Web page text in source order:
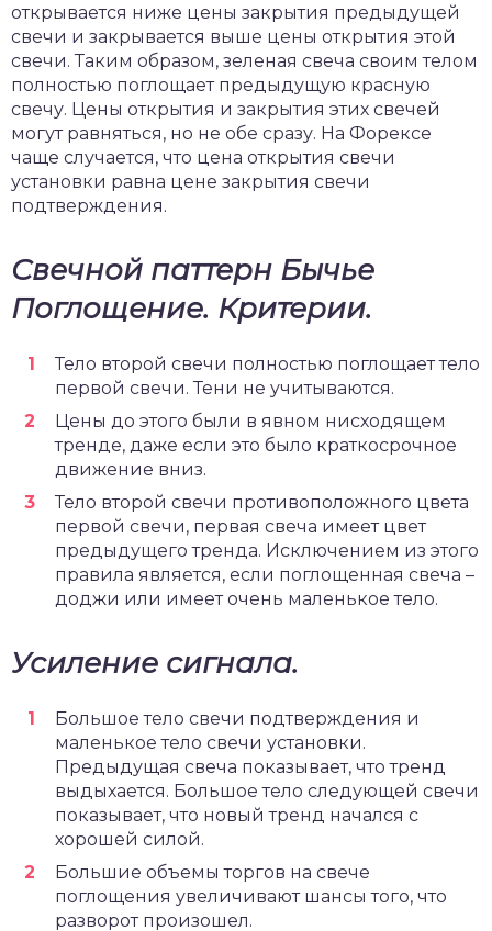
открывается ниже цены закрытия предыдущей
свечи и закрывается выше цены открытия этой
свечи. Таким образом, зеленая свеча своим телом
полностью поглощает предыдущую красную
свечу. Цены открытия и закрытия этих свечей
могут равняться, но не обе сразу. На Форексе
чаще случается, что цена открытия свечи
установки равна цене закрытия свечи
подтверждения.
Свечной паттерн Бычье
Поглощение. Критерии.
Тело второй свечи полностью поглощает тело
первой свечи. Тени не учитываются.
Цены до этого были в явном нисходящем
тренде, даже если это было краткосрочное
движение вниз.
Тело второй свечи противоположного цвета
первой свечи, первая свеча имеет цвет
предыдущего тренда. Исключением из этого
правила является, если поглощенная свеча –
доджи или имеет очень маленькое тело.
Усиление сигнала.
Большое тело свечи подтверждения и
маленькое тело свечи установки.
Предыдущая свеча показывает, что тренд
выдыхается. Большое тело следующей свечи
показывает, что новый тренд начался с
хорошей силой.
Большие объемы торгов на свече
поглощения увеличивают шансы того, что
разворот произошел.